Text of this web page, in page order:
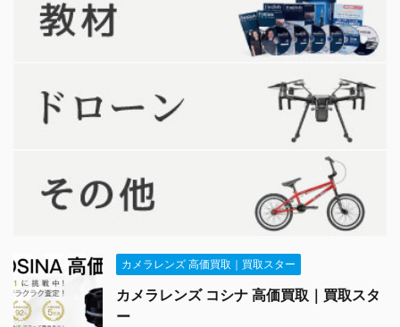
カメラレンズ 高価買取｜買取スター
カメラレンズ コシナ 高価買取｜買取スタ
ー